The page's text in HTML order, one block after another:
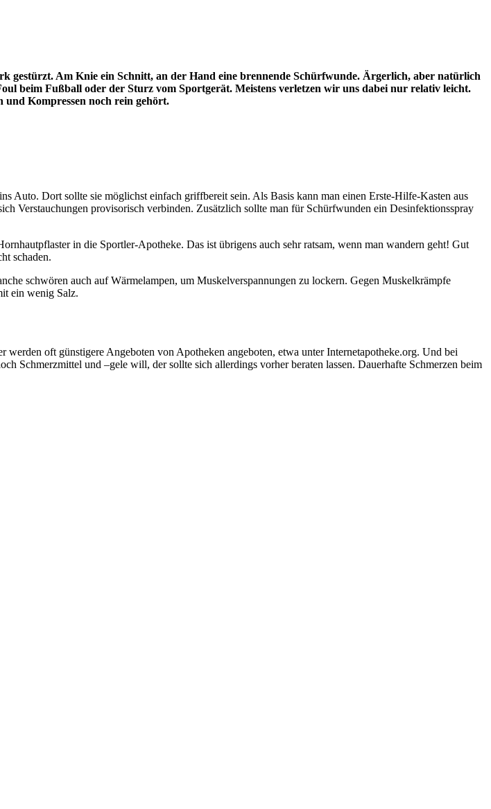
gestürzt. Am Knie ein Schnitt, an der Hand eine brennende Schürfwunde. Ärgerlich, aber natürlich
beim Fußball oder der Sturz vom Sportgerät. Meistens verletzen wir uns dabei nur relativ leicht.
und Kompressen noch rein gehört.
Auto. Dort sollte sie möglichst einfach griffbereit sein. Als Basis kann man einen Erste-Hilfe-Kasten aus
Verstauchungen provisorisch verbinden. Zusätzlich sollte man für Schürfwunden ein Desinfektionsspray
in die Sportler-Apotheke. Das ist übrigens auch sehr ratsam, wenn man wandern geht! Gut
schaden.
schwören auch auf Wärmelampen, um Muskelverspannungen zu lockern. Gegen Muskelkrämpfe
ein wenig Salz.
oft günstigere Angeboten von Apotheken angeboten, etwa unter Internetapotheke.org. Und bei
Schmerzmittel und –gele will, der sollte sich allerdings vorher beraten lassen. Dauerhafte Schmerzen beim